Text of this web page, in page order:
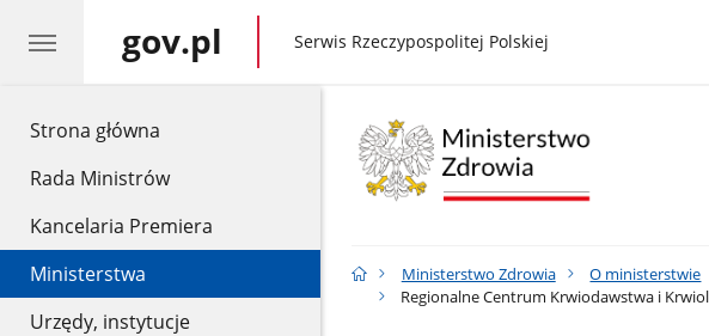
Strona główna
Rada Ministrów
Kancelaria Premiera
Ministerstwa
Urzędy, instytucje
gov.pl gov.pl
Serwis Rzeczypospolitej Polskiej
Ministerstwo Zdrowia O ministerstwie
Regionalne Centrum Krwiodawstwa i